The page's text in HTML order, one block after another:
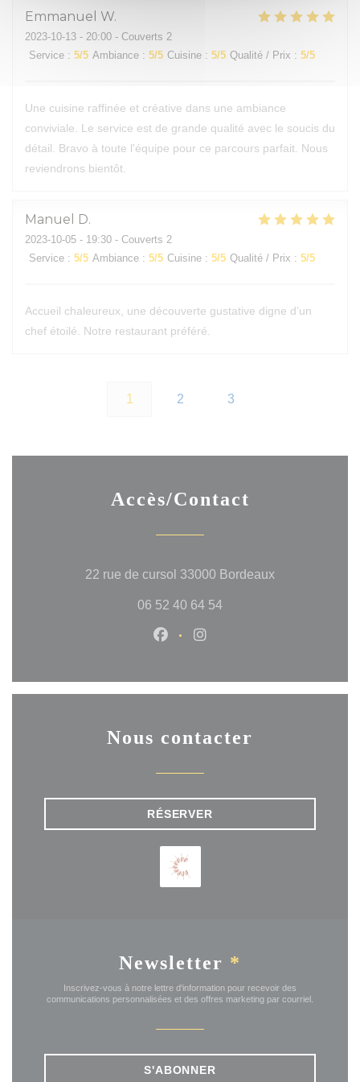
Emmanuel W
2023-10-13 - 20:00 - Couverts 2
Service : 5/5 Ambiance : 5/5 Cuisine : 5/5 Qualité / Prix : 5/5
Une cuisine raffinée et créative dans une ambiance
conviviale. Le service est de grande qualité avec le soucis du
détail. Bravo à toute l'équipe pour ce parcours parfait. Nous
reviendrons bientôt.
Manuel D
2023-10-05 - 19:30 - Couverts 2
Service : 5/5 Ambiance : 5/5 Cuisine : 5/5 Qualité / Prix : 5/5
Accueil chaleureux, une découverte gustative digne d’un
chef étoilé. Notre restaurant préféré.
1 2 3
Accès/Contact
22 rue de cursol 33000 Bordeaux((ouvre une
06 52 40 64 54
Facebook ((ouvre une
Nous contacter
RÉSERVER
Newsletter *
Inscrivez-vous à notre lettre d'information pour recevoir des
communications personnalisées et des offres marketing par courriel.
S'ABONNER